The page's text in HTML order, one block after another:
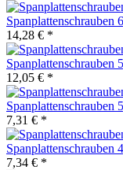
Spanplattenschrauben
14,28 € *
Spanplattenschrauben
12,05 € *
Spanplattenschrauben
7,31 € *
Spanplattenschrauben
7,34 € *